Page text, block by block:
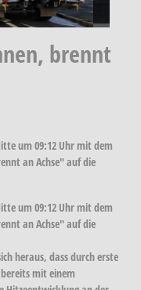
brennt
um 09:12 Uhr mit dem
an Achse" auf die
um 09:12 Uhr mit dem
an Achse" auf die
heraus, dass durch erste
mit einem